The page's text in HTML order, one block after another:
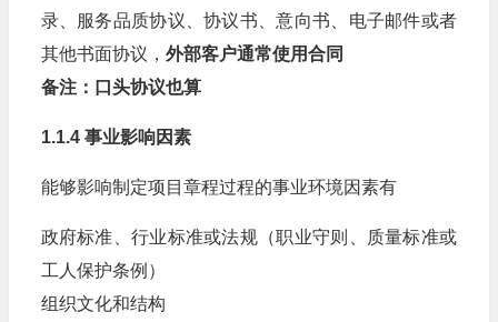
录、服务品质协议、协议书、意向书、电子邮件或者
其他书面协议， 外部客户通常使用合同
备注：口头协议也算
1.1.4 事业影响因素
能够影响制定项目章程过程的事业环境因素有
政府标准、行业标准或法规（职业守则、质量标准或
工人保护条例）
组织文化和结构